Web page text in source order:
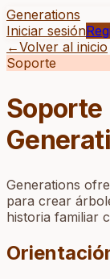
Generations
Iniciar sesión
←Volver al inicio
Soporte
Soporte
Generations
para crear
historia familiar